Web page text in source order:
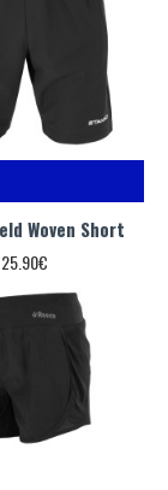
Woven Short
25.90€